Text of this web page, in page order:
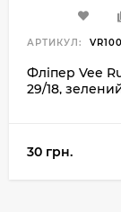
АРТИКУЛ:
Фліпер Vee
29/18,
30 грн.